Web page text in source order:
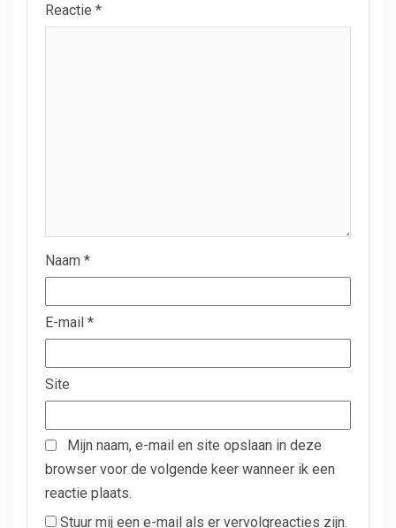
Reactie *
Naam *
E-mail *
Site
Mijn naam, e-mail en site opslaan in deze
browser voor de volgende keer wanneer ik een
reactie plaats.
Stuur mij een e-mail als er vervolgreacties zijn.